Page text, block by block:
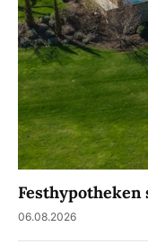
06.08.2026